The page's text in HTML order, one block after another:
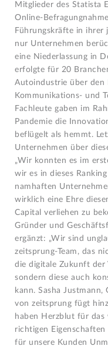
Mitglieder des Statista
Online-
Führungskräfte in ihrer
nur Unternehmen
eine Niederlassung in
erfolgte für 20
Autoindustrie über den
Kommunikations- und
Fachleute gaben im
Pandemie die
beflügelt als hemmt.
Unternehmen über
„Wir konnten es im
wir es in dieses
namhaften
wirklich eine Ehre
Capital verliehen zu
Gründer und
ergänzt: „Wir sind
zeitsprung-Team, das
die digitale Zukunft der
sondern diese auch
kann. Sasha
von zeitsprung fügt
haben Herzblut für das
richtigen
für unsere Kunden